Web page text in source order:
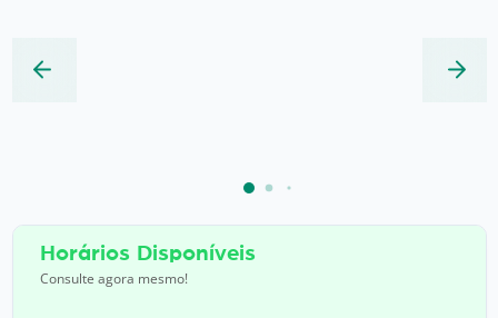
Horários Disponíveis
Consulte agora mesmo!